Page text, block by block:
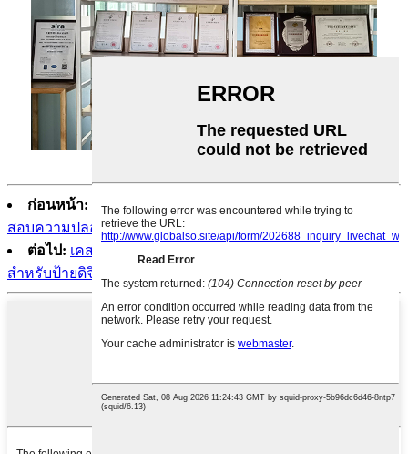
ก่อนหน้า:
แชสซีแร็คเมาท์จัดเก็บข้อมูล 4U สำหรับการตรวจ
สอบความปลอดภัย
ต่อไป: เคสแร็คสำหรับคอมพิวเตอร์อุตสาหกรรมขนาด 4U
สำหรับป้ายดิจิตอล